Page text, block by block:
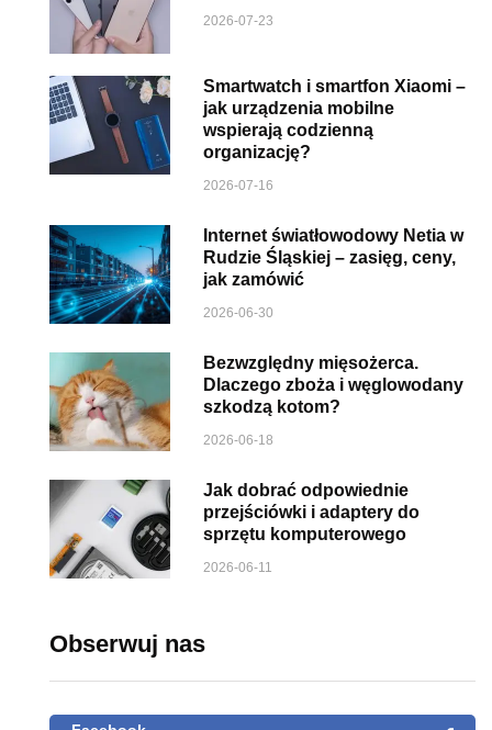
2026-07-23
Smartwatch i smartfon Xiaomi –
jak urządzenia mobilne
wspierają codzienną
organizację?
2026-07-16
Internet światłowodowy Netia w
Rudzie Śląskiej – zasięg, ceny,
jak zamówić
2026-06-30
Bezwzględny mięsożerca.
Dlaczego zboża i węglowodany
szkodzą kotom?
2026-06-18
Jak dobrać odpowiednie
przejściówki i adaptery do
sprzętu komputerowego
2026-06-11
Obserwuj nas